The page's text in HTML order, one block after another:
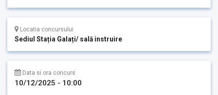
Locatia concursului
Sediul Stația Galați/ sală instruire
Data si ora concurs
10/12/2025 - 10:00